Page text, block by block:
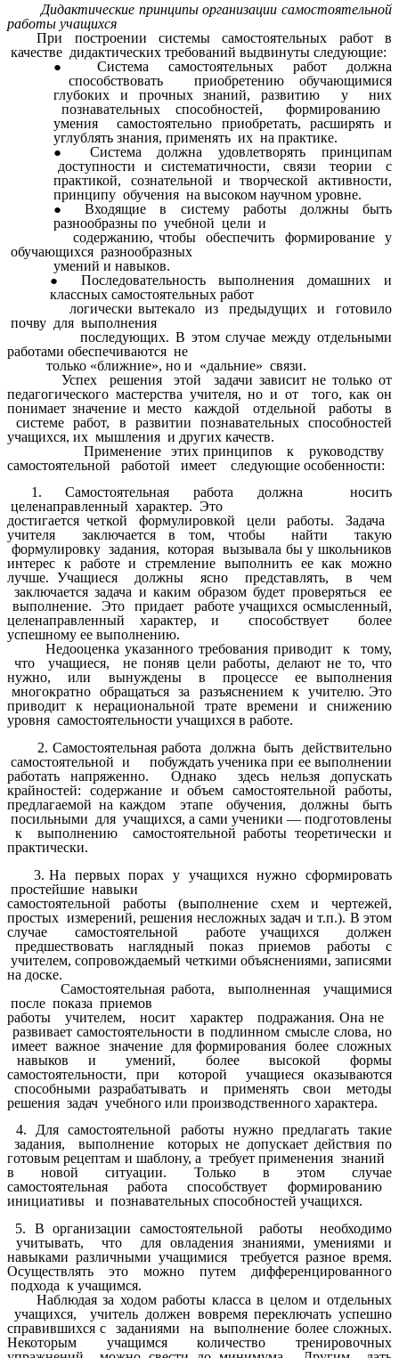
Дидактические принципы организации самостоятельной
работы учащихся
При построении системы самостоятельных работ в
качестве дидактических требований выдвинуты следующие:
Система самостоятельных работ должна
способствовать приобретению обучающимися
глубоких и прочных знаний, развитию у них
познавательных способностей, формированию
умения самостоятельно приобретать, расширять и
углублять знания, применять их на практике.
Система должна удовлетворять принципам
доступности и систематичности, связи теории с
практикой, сознательной и творческой активности,
принципу обучения на высоком научном уровне.
Входящие в систему работы должны быть
разнообразны по учебной цели и
содержанию, чтобы обеспечить формирование у
обучающихся разнообразных
умений и навыков.
Последовательность выполнения домашних и
классных самостоятельных работ
логически вытекало из предыдущих и готовило
почву для выполнения
последующих. В этом случае между отдельными
работами обеспечиваются не
только «ближние», но и «дальние» связи.
Успех решения этой задачи зависит не только от
педагогического мастерства учителя, но и от того, как он
понимает значение и место каждой отдельной работы в
системе работ, в развитии познавательных способностей
учащихся, их мышления и других качеств.
Применение этих принципов к руководству
самостоятельной работой имеет следующие особенности:
1. Самостоятельная работа должна носить
целенаправленный характер. Это
достигается четкой формулировкой цели работы. Задача
учителя заключается в том, чтобы найти такую
формулировку задания, которая вызывала бы у школьников
интерес к работе и стремление выполнить ее как можно
лучше. Учащиеся должны ясно представлять, в чем
заключается задача и каким образом будет проверяться ее
выполнение. Это придает работе учащихся осмысленный,
целенаправленный характер, и способствует более
успешному ее выполнению.
Недооценка указанного требования приводит к тому,
что учащиеся, не поняв цели работы, делают не то, что
нужно, или вынуждены в процессе ее выполнения
многократно обращаться за разъяснением к учителю. Это
приводит к нерациональной трате времени и снижению
уровня самостоятельности учащихся в работе.
2. Самостоятельная работа должна быть действительно
самостоятельной и побуждать ученика при ее выполнении
работать напряженно. Однако здесь нельзя допускать
крайностей: содержание и объем самостоятельной работы,
предлагаемой на каждом этапе обучения, должны быть
посильными для учащихся, а сами ученики — подготовлены
к выполнению самостоятельной работы теоретически и
практически.
3. На первых порах у учащихся нужно сформировать
простейшие навыки
самостоятельной работы (выполнение схем и чертежей,
простых измерений, решения несложных задач и т.п.). В этом
случае самостоятельной работе учащихся должен
предшествовать наглядный показ приемов работы с
учителем, сопровождаемый четкими объяснениями, записями
на доске.
Самостоятельная работа, выполненная учащимися
после показа приемов
работы учителем, носит характер подражания. Она не
развивает самостоятельности в подлинном смысле слова, но
имеет важное значение для формирования более сложных
навыков и умений, более высокой формы
самостоятельности, при которой учащиеся оказываются
способными разрабатывать и применять свои методы
решения задач учебного или производственного характера.
4. Для самостоятельной работы нужно предлагать такие
задания, выполнение которых не допускает действия по
готовым рецептам и шаблону, а требует применения знаний
в новой ситуации. Только в этом случае
самостоятельная работа способствует формированию
инициативы и познавательных способностей учащихся.
5. В организации самостоятельной работы необходимо
учитывать, что для овладения знаниями, умениями и
навыками различными учащимися требуется разное время.
Осуществлять это можно путем дифференцированного
подхода к учащимся.
Наблюдая за ходом работы класса в целом и отдельных
учащихся, учитель должен вовремя переключать успешно
справившихся с заданиями на выполнение более сложных.
Некоторым учащимся количество тренировочных